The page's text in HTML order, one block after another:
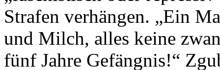
Strafen verhängen. „Ein
und Milch, alles keine
fünf Jahre Gefängnis!“